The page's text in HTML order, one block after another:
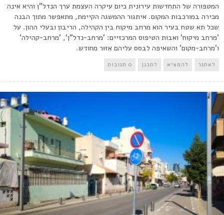
המטפורה של התחדשות עירונית כיום עיקרה העצמת ערך הנדל"ן והיא אינה
מכירה במורכבות המקום. איתגור ההמשגה הקיימת, מתאפשר מתוך הבנה
שכל תא שטח בעיר הוא מרחב מיקוח בין הקהילה, הריבון ובעלי ההון. על
'מרחב מיקוח' ואבות הטיפוס המרכזיים: 'מרחב-נדל"ן', 'מרחב-קהילה'
ו'מרחב-מקום' והשאיפה לבסס עליהם אִזּוּר מחודש.
לאתגר להמציא לתכנן 0 תגובות